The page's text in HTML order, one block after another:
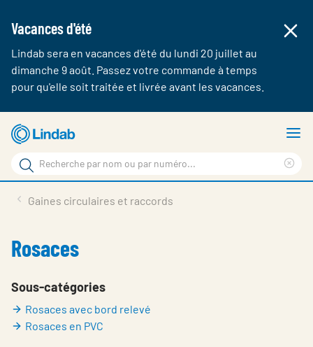
Vacances d'été
Lindab sera en vacances d'été du lundi 20 juillet au
dimanche 9 août. Passez votre commande à temps
pour qu'elle soit traitée et livrée avant les vacances.
Aller
au
contenu
principal
Rechercher
Rechercher
sur
Contact
Login
Choose languge
Belgium - French
Gaines circulaires et raccords
Rosaces
Sous-catégories
Rosaces avec bord relevé
Rosaces en PVC